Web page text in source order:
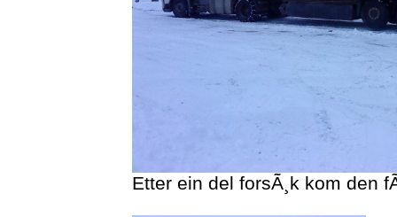
Etter ein del forsÃ¸k kom den